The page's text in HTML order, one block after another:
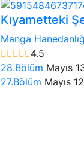
Kıyametteki
Manga
4.5
28.Bölüm Mayıs
27.Bölüm Mayıs